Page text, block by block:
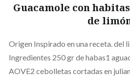
Guacamole con
de
Origen Inspirado en una receta. del
Ingredientes 250 gr de habas1
AOVE2 cebolletas cortadas en